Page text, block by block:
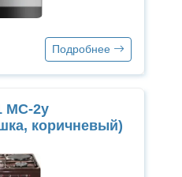
Подробнее
МС-2у
коричневый)